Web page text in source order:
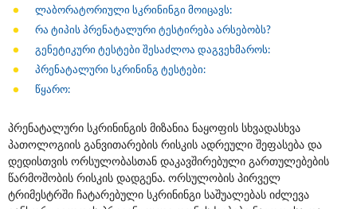
ლაბორატორიული სკრინინგი მოიცავს:
რა ტიპის პრენატალური ტესტირება არსებობს?
გენეტიკური ტესტები შესაძლოა დაგვეხმაროს:
პრენატალური სკრინინგ ტესტები:
წყარო:
პრენატალური სკრინინგის მიზანია ნაყოფის სხვადასხვა
პათოლოგიის განვითარების რისკის ადრეული შეფასება და
დედისთვის ორსულობასთან დაკავშირებული გართულებების
წარმოშობის რისკის დადგენა. ორსულობის პირველ
ტრიმესტრში ჩატარებული სკრინინგი საშუალებას იძლევა